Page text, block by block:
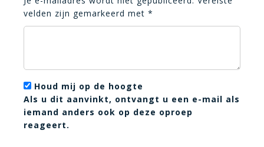
velden zijn gemarkeerd met *
Houd mij op de hoogte
Als u dit aanvinkt, ontvangt u een e-mail als
iemand anders ook op deze oproep
reageert.